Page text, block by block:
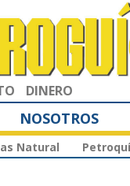
DINERO
NOSOTROS
Natural